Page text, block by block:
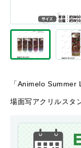
「Animelo Summer
場面写アクリルスタ